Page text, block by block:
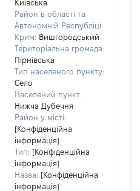
Київська
Район в області та
Автономній Республіці
Крим: Вишгородський
Територіальна громада:
Пірнівська
Тип населеного пункту:
Село
Населений пункт:
Нижча Дубечня
Район у місті:
[Конфіденційна
інформація]
Тип: [Конфіденційна
інформація]
Назва: [Конфіденційна
інформація]